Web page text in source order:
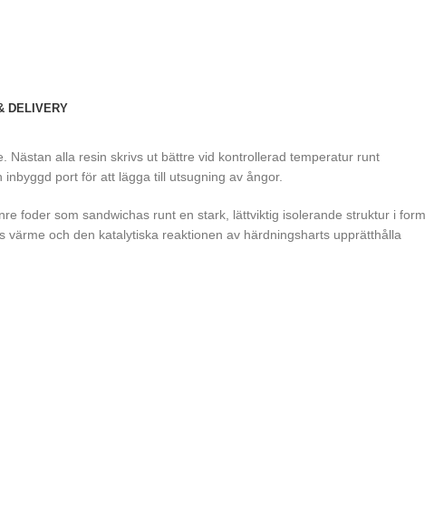
DELIVERY
Nästan alla resin skrivs ut bättre vid kontrollerad temperatur runt
port för att lägga till utsugning av ångor.
foder som sandwichas runt en stark, lättviktig isolerande struktur i form
och den katalytiska reaktionen av härdningsharts upprätthålla